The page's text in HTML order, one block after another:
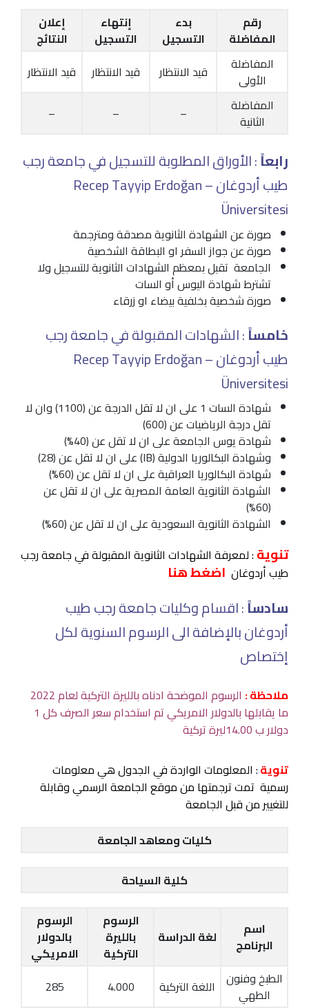
رقم
المفاضلة
بدء
التسجيل
إنتهاء
التسجيل
إعلان
النتائج
المفاضلة
الأولى
قيد الانتظار قيد الانتظار
قيد الانتظار
المفاضلة
الثانية
–
–
–
رابعاً: الأوراق المطلوبة للتسجيل في جامعة رجب
طيب أردوغان – Recep Tayyip Erdoğan
Üniversitesi
صورة عن الشهادة الثانوية مصدقة ومترجمة
صورة عن جواز السفر او البطاقة الشخصية
الجامعة تقبل بمعظم الشهادات الثانوية للتسجيل ولا
تشترط شهادة اليوس أو السات
صورة شخصية بخلفية بيضاء او زرقاء
خامساً: الشهادات المقبولة في جامعة رجب
طيب أردوغان – Recep Tayyip Erdoğan
Üniversitesi
شهادة السات 1 على ان لا تقل الدرجة عن (1100) وان لا
تقل درجة الرياضيات عن (600)
شهادة يوس الجامعة على ان لا تقل عن (40%)
وشهادة البكالوريا الدولية (IB) على ان لا تقل عن (28)
شهادة البكالوريا العراقية على ان لا تقل عن (60%)
الشهادة الثانوية العامة المصرية على ان لا تقل عن
(60%)
الشهادة الثانوية السعودية على ان لا تقل عن (60%)
تنوية : لمعرفة الشهادات الثانوية المقبولة في جامعة رجب
طيب أردوغان اضغط هنا
سادساً: اقسام وكليات جامعة رجب طيب
أردوغان بالإضافة الى الرسوم السنوية لكل
إختصاص
ملاحظة :
الرسوم الموضحة ادناه بالليرة التركية لعام 2022
ما يقابلها بالدولار الامريكي تم استخدام سعر الصرف كل 1
دولار ب 14.00ليرة تركية
تنوية: المعلومات الواردة في الجدول هي معلومات
رسمية تمت ترجمتها من موقع الجامعة الرسمي وقابلة
للتغيير من قبل الجامعة
كليات ومعاهد الجامعة
كلية السياحة
اسم
البرنامج
لغة الدراسة
الرسوم
بالليرة
التركية
الرسوم
بالدولار
الامريكي
الطبخ وفنون
الطهي
اللغة التركية 4.000
285